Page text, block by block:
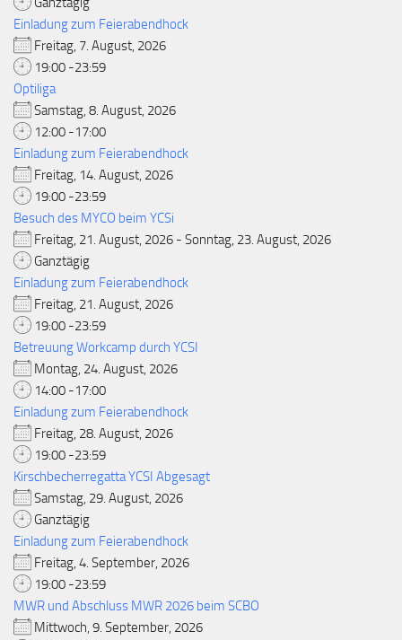
Einladung zum Feierabendhock
Freitag, 7. August, 2026
19:00 -23:59
Optiliga
Samstag, 8. August, 2026
12:00 -17:00
Einladung zum Feierabendhock
Freitag, 14. August, 2026
19:00 -23:59
Besuch des MYCO beim YCSi
Freitag, 21. August, 2026 - Sonntag, 23. August, 2026
Ganztägig
Einladung zum Feierabendhock
Freitag, 21. August, 2026
19:00 -23:59
Betreuung Workcamp durch YCSI
Montag, 24. August, 2026
14:00 -17:00
Einladung zum Feierabendhock
Freitag, 28. August, 2026
19:00 -23:59
Kirschbecherregatta YCSI Abgesagt
Samstag, 29. August, 2026
Ganztägig
Einladung zum Feierabendhock
Freitag, 4. September, 2026
19:00 -23:59
MWR und Abschluss MWR 2026 beim SCBO
Mittwoch, 9. September, 2026